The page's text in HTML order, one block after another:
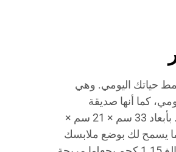
حياتك اليومي. وهي
كما أنها صديقة
للمسافرين المتكررين أو ركاب وسائل النقل اليومية. بأبعاد 33 سم × 21 سم ×
يسمح لك بوضع ملابسك